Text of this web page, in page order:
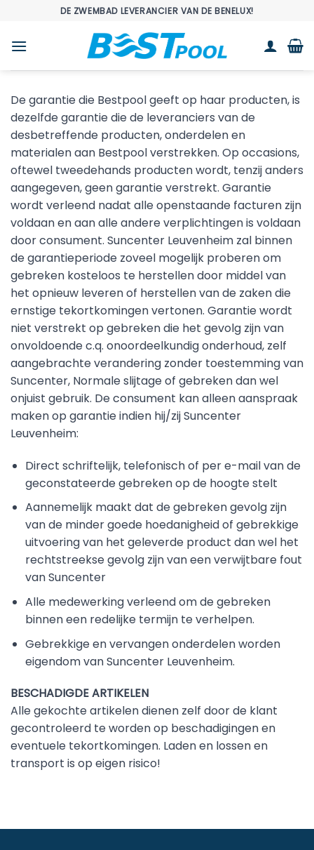
inhoud
DE ZWEMBAD LEVERANCIER VAN DE BENELUX!
De garantie die Bestpool geeft op haar producten, is
dezelfde garantie die de leveranciers van de
desbetreffende producten, onderdelen en
materialen aan Bestpool verstrekken. Op occasions,
oftewel tweedehands producten wordt, tenzij anders
aangegeven, geen garantie verstrekt. Garantie
wordt verleend nadat alle openstaande facturen zijn
voldaan en aan alle andere verplichtingen is voldaan
door consument. Suncenter Leuvenheim zal binnen
de garantieperiode zoveel mogelijk proberen om
gebreken kosteloos te herstellen door middel van
het opnieuw leveren of herstellen van de zaken die
ernstige tekortkomingen vertonen. Garantie wordt
niet verstrekt op gebreken die het gevolg zijn van
onvoldoende c.q. onoordeelkundig onderhoud, zelf
aangebrachte verandering zonder toestemming van
Suncenter, Normale slijtage of gebreken dan wel
onjuist gebruik. De consument kan alleen aanspraak
maken op garantie indien hij/zij Suncenter
Leuvenheim:
Direct schriftelijk, telefonisch of per e-mail van de
geconstateerde gebreken op de hoogte stelt
Aannemelijk maakt dat de gebreken gevolg zijn
van de minder goede hoedanigheid of gebrekkige
uitvoering van het geleverde product dan wel het
rechtstreekse gevolg zijn van een verwijtbare fout
van Suncenter
Alle medewerking verleend om de gebreken
binnen een redelijke termijn te verhelpen.
Gebrekkige en vervangen onderdelen worden
eigendom van Suncenter Leuvenheim.
BESCHADIGDE ARTIKELEN
Alle gekochte artikelen dienen zelf door de klant
gecontroleerd te worden op beschadigingen en
eventuele tekortkomingen. Laden en lossen en
transport is op eigen risico!